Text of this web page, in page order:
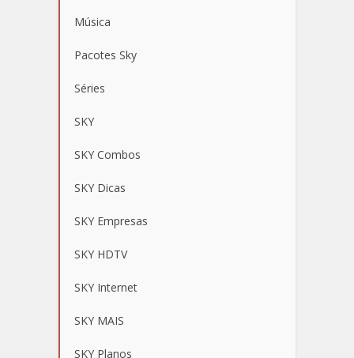
Música
Pacotes Sky
Séries
SKY
SKY Combos
SKY Dicas
SKY Empresas
SKY HDTV
SKY Internet
SKY MAIS
SKY Planos